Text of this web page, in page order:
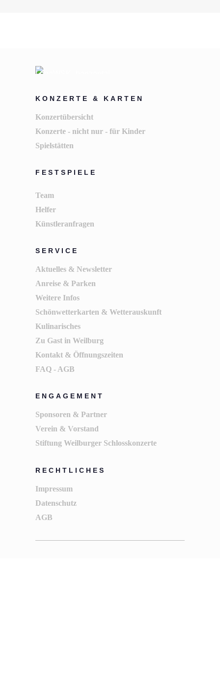
KONZERTE & KARTEN
Konzertübersicht
Konzerte - nicht nur - für Kinder
Spielstätten
FESTSPIELE
Team
Helfer
Künstleranfragen
SERVICE
Aktuelles & Newsletter
Anreise & Parken
Weitere Infos
Schönwetterkarten & Wetterauskunft
Kulinarisches
Zu Gast in Weilburg
Kontakt & Öffnungszeiten
FAQ - AGB
ENGAGEMENT
Sponsoren & Partner
Verein & Vorstand
Stiftung Weilburger Schlosskonzerte
RECHTLICHES
Impressum
Datenschutz
AGB